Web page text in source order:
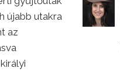
újabb utakra
az